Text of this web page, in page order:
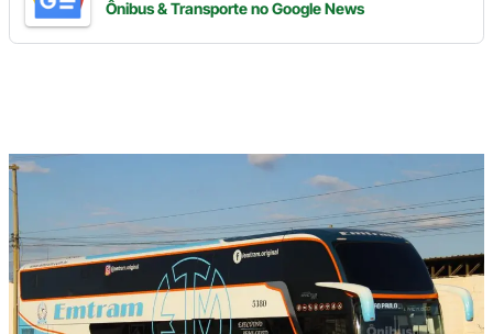
Ônibus & Transporteno Google News
Digite
aqui
o
seu
e-
mail